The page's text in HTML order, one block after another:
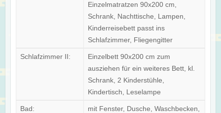
Einzelmatratzen 90x200 cm,
Schrank, Nachttische, Lampen,
Kinderreisebett passt ins
Schlafzimmer, Fliegengitter
Schlafzimmer II:
Einzelbett 90x200 cm zum
ausziehen für ein weiteres Bett, kl.
Schrank, 2 Kinderstühle,
Kindertisch, Leselampe
Bad:
mit Fenster, Dusche, Waschbecken,